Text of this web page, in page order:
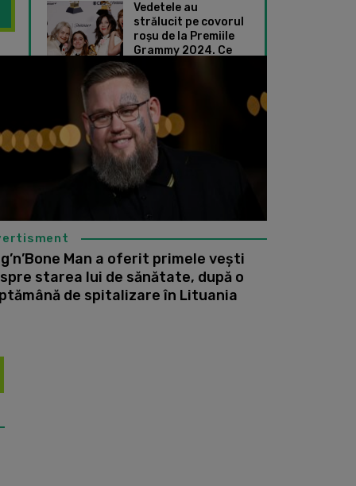
Vedetele au
strălucit pe covorul
roșu de la Premiile
Grammy 2024. Ce
ținute speciale au
ales Taylor Swift și
Dua Lipa
Eurovision Live” din istoria concursului anunțat pentru 2026
Man a oferit primele vești
starea lui de sănătate, după o
de spitalizare în Lituania